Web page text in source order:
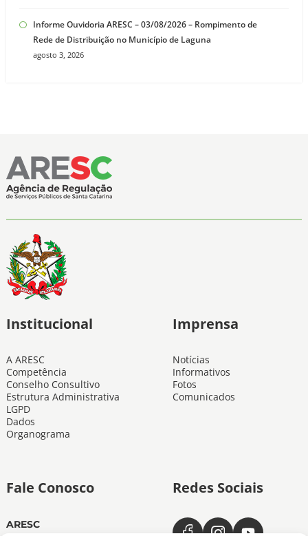
Informe Ouvidoria ARESC – 03/08/2026 – Rompimento de
Rede de Distribuição no Município de Laguna
agosto 3, 2026
Institucional
A ARESC
Competência
Conselho Consultivo
Estrutura Administrativa
LGPD
Dados
Organograma
Imprensa
Notícias
Informativos
Fotos
Comunicados
Fale Conosco
ARESC
Redes Sociais